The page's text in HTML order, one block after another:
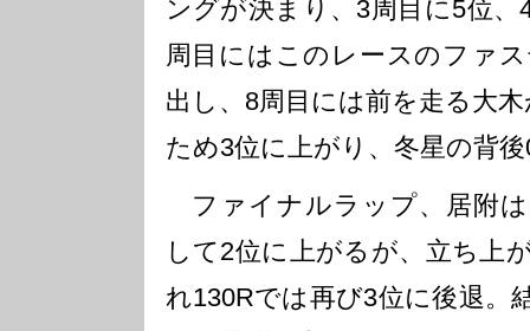
ングが決まり、3周目に5位
周目にはこのレースのファ
出し、8周目には前を走る大
ため3位に上がり、冬星の背
ファイナルラップ、居附
して2位に上がるが、立ち上
れ130Rでは再び3位に後退。